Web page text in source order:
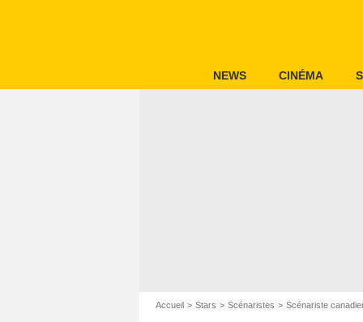
NEWS CINÉMA
Accueil Stars Scénaristes Scénariste